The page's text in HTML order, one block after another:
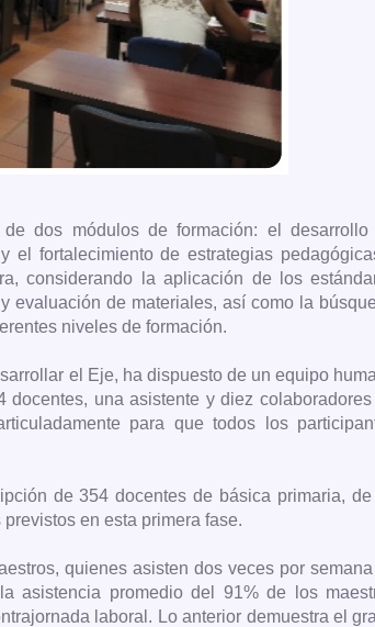
dos módulos de formación: el desarrollo
el fortalecimiento de estrategias
considerando la aplicación de los
evaluación de materiales, así como la
niveles de formación.
el Eje, ha dispuesto de un equipo
una asistente y diez colaboradores
para que todos los
de 354 docentes de básica primaria, de
en esta primera fase.
quienes asisten dos veces por semana
asistencia promedio del 91% de los
laboral. Lo anterior demuestra el